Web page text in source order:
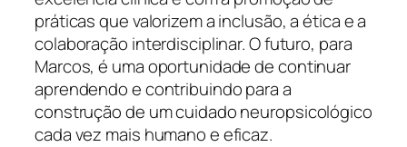
práticas que valorizem a inclusão, a ética e a
colaboração interdisciplinar. O futuro, para
Marcos, é uma oportunidade de continuar
aprendendo e contribuindo para a
construção de um cuidado neuropsicológico
cada vez mais humano e eficaz.